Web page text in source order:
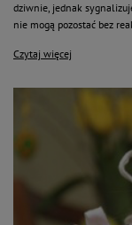
dziwnie, jednak
nie mogą pozostać bez
Czytaj więcej